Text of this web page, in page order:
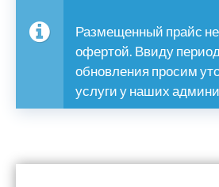
Размещенный прайс не
офертой. Ввиду
обновления просим
услуги у наших